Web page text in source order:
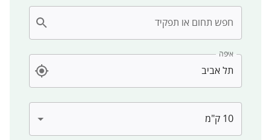
חפש תחום או תפקיד
איפה